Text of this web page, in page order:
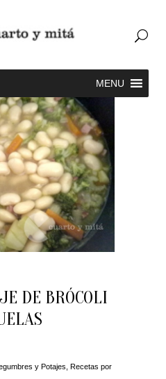
DE BRÓCOLI
y Potajes Recetas por